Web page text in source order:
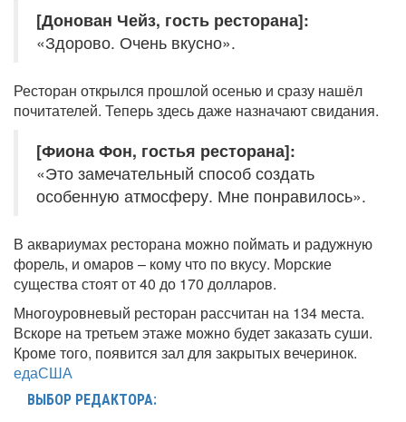
[Донован Чейз, гость ресторана]:
«Здорово. Очень вкусно».
Ресторан открылся прошлой осенью и сразу нашёл
почитателей. Теперь здесь даже назначают свидания.
[Фиона Фон, гостья ресторана]:
«Это замечательный способ создать
особенную атмосферу. Мне понравилось».
В аквариумах ресторана можно поймать и радужную
форель, и омаров – кому что по вкусу. Морские
существа стоят от 40 до 170 долларов.
Многоуровневый ресторан рассчитан на 134 места.
Вскоре на третьем этаже можно будет заказать суши.
Кроме того, появится зал для закрытых вечеринок.
едаСША
ВЫБОР РЕДАКТОРА: